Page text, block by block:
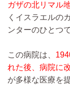
ガザの北リマル
くイスラエルの
ンターのひとつ
この病院は、
れた後、病院に
が多様な医療を